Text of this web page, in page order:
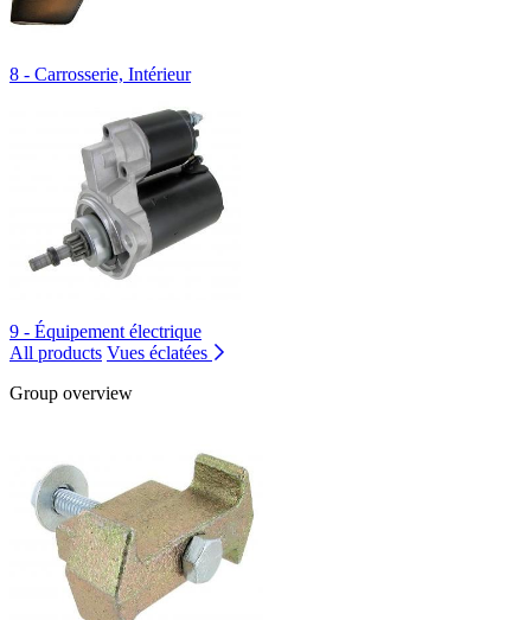
8 - Carrosserie, Intérieur
9 - Équipement électrique
All products Vues éclatées
Group overview